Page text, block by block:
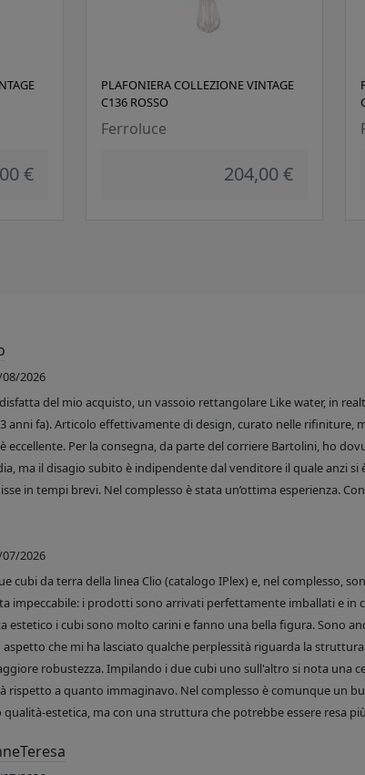
€
PLAFONIERA COLLEZIONE VINTAGE
C136 ROSSO
Ferroluce
204,00 €
2026
del mio acquisto, un vassoio rettangolare Like water, in
anni fa). Articolo effettivamente di design, curato nelle rifiniture,
eccellente. Per la consegna, da parte del corriere Bartolini, ho
ma il disagio subito è indipendente dal venditore il quale anzi
in tempi brevi. Nel complesso è stata un’ottima esperienza.
2026
cubi da terra della linea Clio (catalogo IPlex) e, nel complesso,
impeccabile: i prodotti sono arrivati perfettamente imballati e in
estetico i cubi sono molto carini e fanno una bella figura. Sono
aspetto che mi ha lasciato qualche perplessità riguarda la
robustezza. Impilando i due cubi uno sull'altro si nota una
rispetto a quanto immaginavo. Nel complesso è comunque un
estetica, ma con una struttura che potrebbe essere resa